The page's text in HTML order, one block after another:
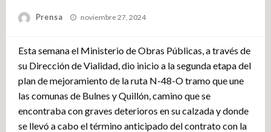
Prensa
Publicado
noviembre 27, 2024
Esta semana el Ministerio de Obras Públicas, a través de
su Dirección de Vialidad, dio inicio a la segunda etapa del
plan de mejoramiento de la ruta N-48-O tramo que une
las comunas de Bulnes y Quillón, camino que se
encontraba con graves deterioros en su calzada y donde
se llevó a cabo el término anticipado del contrato con la